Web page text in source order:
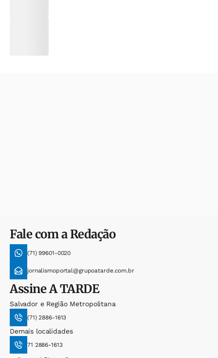
Fale com a Redação
(71) 99601-0020
jornalismoportal@grupoatarde.com.br
AssineA TARDE
Salvador e Região Metropolitana
(71) 2886-1613
Demais localidades
71 2886-1613